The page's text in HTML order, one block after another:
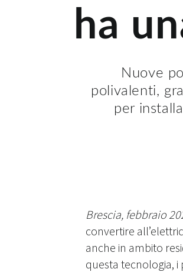
ha
Nuove
polivalenti,
per
Brescia, febbraio
convertire
anche in ambito
questa tecnologia,